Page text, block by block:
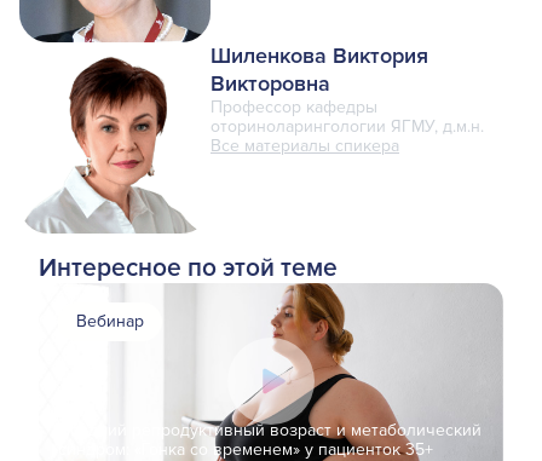
Шиленкова Виктория
Викторовна
Профессор кафедры
оториноларингологии ЯГМУ, д.м.н.
Все материалы спикера
Интересное по этой теме
Вебинар
Поздний репродуктивный возраст и метаболический
синдром: «Гонка со временем» у пациенток 35+